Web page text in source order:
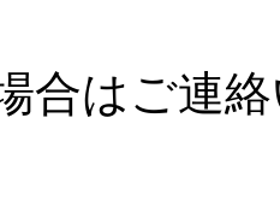
合はご連